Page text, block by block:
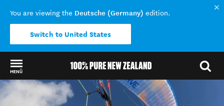
You are viewing the Deutsche (Germany) edition.
Switch to United States
MENÜ
Back to my results